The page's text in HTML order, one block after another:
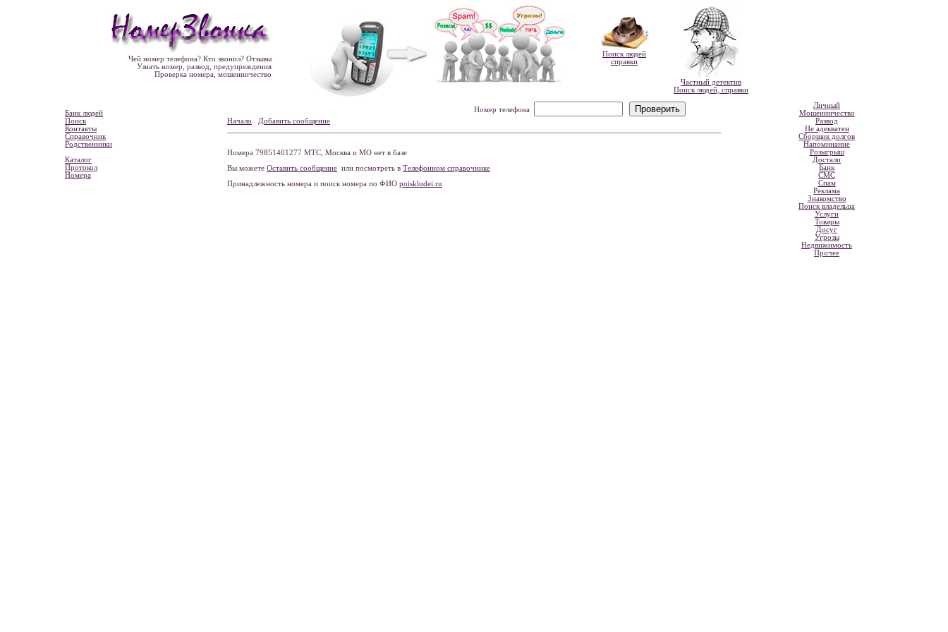
Чей номер телефона? Кто звонил? Отзывы
Узнать номер, развод, предупреждения
Проверка номера, мошенничество
Поиск людей
справки
Частный детектив
Поиск людей, справки
Банк людей
Поиск
Контакты
Справочник
Родственники
Каталог
Протокол
Номера
Номер телефона
Начало
Добавить сообщение
Номера 79851401277 МТС, Москва и МО нет в базе
Вы можете Оставить сообщение или посмотреть в Телефонном справочнике
Принадлежность номера и поиск номера по ФИО poiskludei.ru
Личный
Мошенничество
Развод
Не адекватен
Сборщик долгов
Напоминание
Розыгрыш
Достали
Банк
СМС
Спам
Реклама
Знакомство
Поиск владельца
Услуги
Товары
Досуг
Угрозы
Недвижимость
Прочее